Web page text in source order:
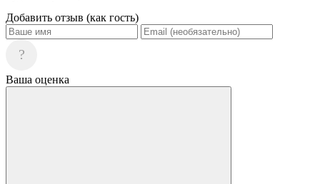
Добавить отзыв (как гость)
?
Ваша оценка